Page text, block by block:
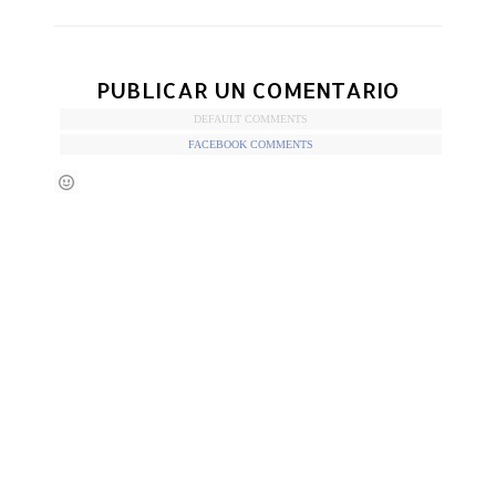
PUBLICAR UN COMENTARIO
DEFAULT COMMENTS
FACEBOOK COMMENTS